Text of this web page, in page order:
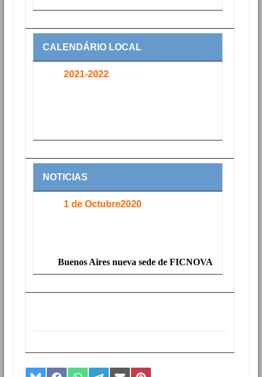
CALENDÁRIO LOCAL
2021-2022
NOTICIAS
1 de Octubre2020
Buenos Aires nueva sede de FICNOVA